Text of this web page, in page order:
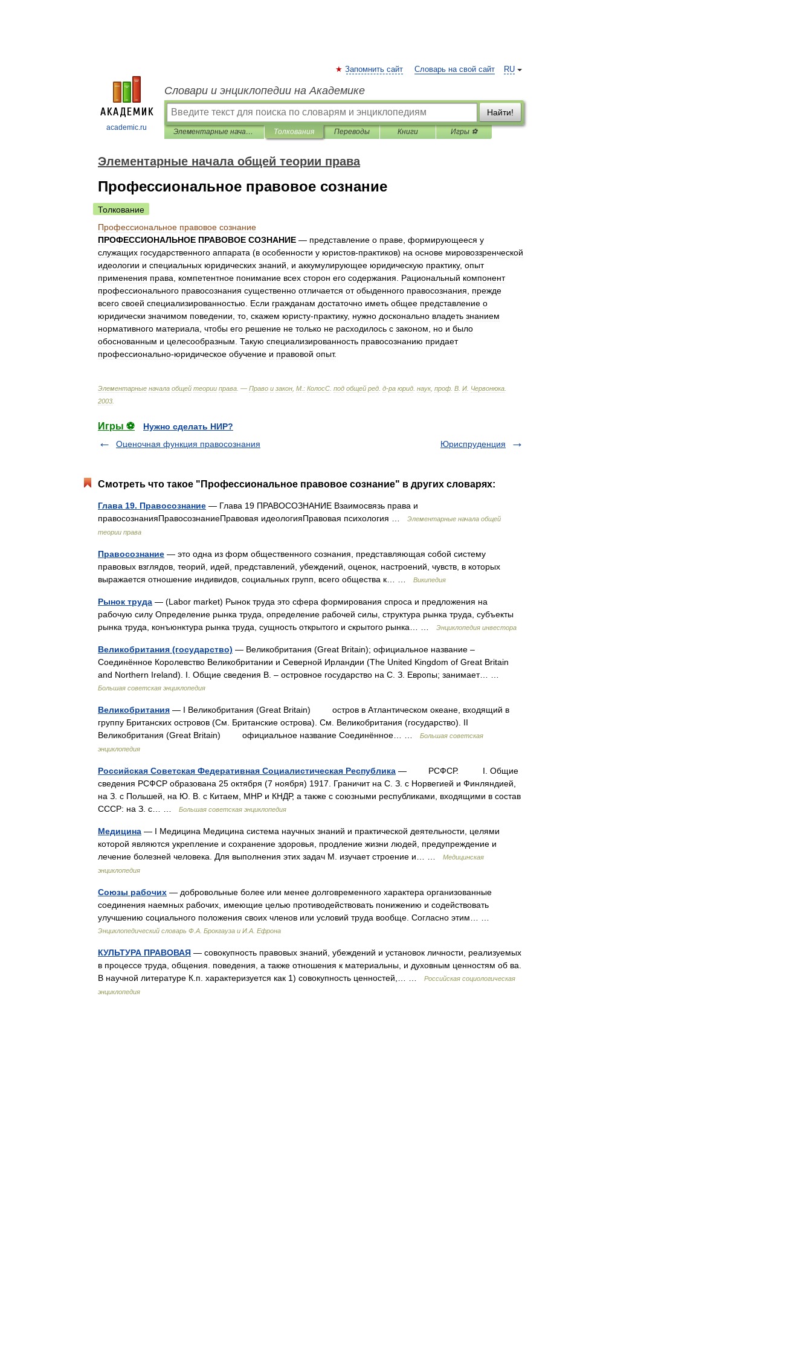
academic.ru
RU
Запомнить сайт Словарь на свой сайт
Словари и энциклопедии на Академике
Найти!
Элементарные начала общей теории права Толкования Переводы Книги Игры ⚽
Элементарные начала общей теории права
Профессиональное правовое сознание
Толкование
Профессиональное правовое сознание
ПРОФЕССИОНАЛЬНОЕ ПРАВОВОЕ СОЗНАНИЕ — представление о праве формирующееся у
служащих государственного аппарата (в особенности у юристов-практиков) на основе мировоззренческой
идеологии и специальных юридических знаний и аккумулирующее юридическую практику, опыт
применения права компетентное понимание всех сторон его содержания Рациональный компонент
профессионального правосознания существенно отличается от обыденного правосознания
прежде
всего своей специализированностью Если гражданам достаточно иметь общее представление о
юридически значимом поведении то скажем юристу-практику, нужно досконально владеть знанием
нормативного материала чтобы его решение не только не расходилось с законом но и было
обоснованным и целесообразным Такую специализированность правосознанию придает
профессионально-юридическое обучение и правовой опыт.
Элементарные начала общей теории права . — Право и закон М : КолосС под общей ред д-ра юрид наук, проф В И Червонюка
2003
Игры ⚽
Нужно сделать НИР?
Оценочная функция правосознания
Юриспруденция
Смотреть что такое "Профессиональное правовое сознание" в других словарях:
Глава 19. Правосознание — Глава 19 ПРАВОСОЗНАНИЕ Взаимосвязь права и
правосознанияПравосознаниеПравовая идеологияПравовая психология …
Элементарные начала общей
теории права
Правосознание — это одна из форм общественного сознания, представляющая собой систему
правовых взглядов, теорий, идей, представлений, убеждений, оценок, настроений, чувств, в которых
выражается отношение индивидов, социальных групп, всего общества к… …
Википедия
Рынок труда — (Labor market) Рынок труда это сфера формирования спроса и предложения на
рабочую силу Определение рынка труда, определение рабочей силы, структура рынка труда, субъекты
рынка труда, конъюнктура рынка труда, сущность открытого и скрытого рынка… …
Энциклопедия инвестора
Великобритания (государство) — Великобритания (Great Britain); официальное название ‒
Соединённое Королевство Великобритании и Северной Ирландии (The United Kingdom of Great Britain
and Northern Ireland). I. Общие сведения В. ‒ островное государство на С. З. Европы; занимает… …
Большая советская энциклопедия
Великобритания — I Великобритания (Great Britain) остров в Атлантическом океане, входящий в
группу Британских островов (См. Британские острова). См. Великобритания (государство). II
Великобритания (Great Britain) официальное название Соединённое… …
Большая советская
энциклопедия
Российская Советская Федеративная Социалистическая Республика — РСФСР. I. Общие
сведения РСФСР образована 25 октября (7 ноября) 1917. Граничит на С. З. с Норвегией и Финляндией,
на З. с Польшей, на Ю. В. с Китаем, МНР и КНДР, а также с союзными республиками, входящими в состав
СССР: на З. с… …
Большая советская энциклопедия
Медицина — I Медицина Медицина система научных знаний и практической деятельности, целями
которой являются укрепление и сохранение здоровья, продление жизни людей, предупреждение и
лечение болезней человека. Для выполнения этих задач М. изучает строение и… …
Медицинская
энциклопедия
Союзы рабочих — добровольные более или менее долговременного характера организованные
соединения наемных рабочих, имеющие целью противодействовать понижению и содействовать
улучшению социального положения своих членов или условий труда вообще. Согласно этим… …
Энциклопедический словарь Ф.А. Брокгауза и И.А. Ефрона
КУЛЬТУРА ПРАВОВАЯ — совокупность правовых знаний, убеждений и установок личности, реализуемых
в процессе труда, общения. поведения, а также отношения к материальны, и духовным ценностям об ва.
В научной литературе К.п. характеризуется как 1) совокупность ценностей,… …
Российская социологическая
энциклопедия